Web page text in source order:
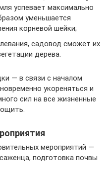
успевает максимально
уменьшается
корневой шейки;
садовод сможет их
дерева.
— в связи с началом
укореняться и
сил на все жизненные
мероприятий —
подготовка почвы